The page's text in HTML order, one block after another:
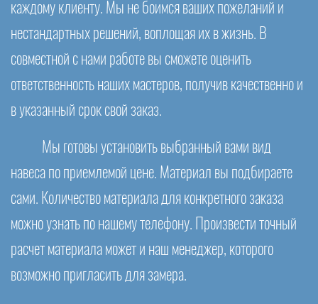
каждому клиенту. Мы не боимся ваших пожеланий и
нестандартных решений, воплощая их в жизнь. В
совместной с нами работе вы сможете оценить
ответственность наших мастеров, получив качественно и
в указанный срок свой заказ.
Мы готовы установить выбранный вами вид
навеса по приемлемой цене. Материал вы подбираете
сами. Количество материала для конкретного заказа
можно узнать по нашему телефону. Произвести точный
расчет материала может и наш менеджер, которого
возможно пригласить для замера.